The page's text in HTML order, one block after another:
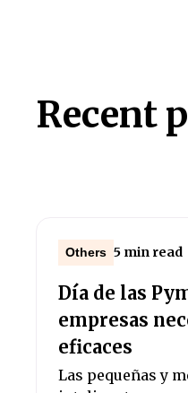
Recent
Others 5 min read
Día de las
empresas
eficaces
Las pequeñas y